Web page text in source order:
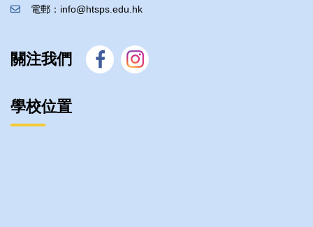
電郵：info@htsps.edu.hk
關注我們
學校位置